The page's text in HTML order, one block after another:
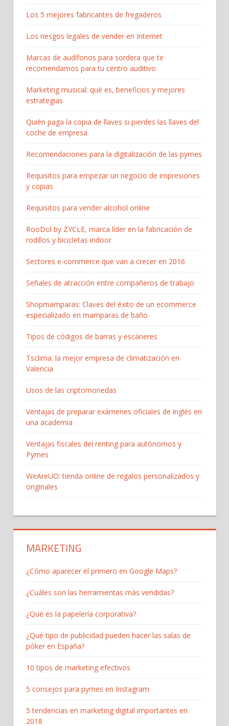
Los 5 mejores fabricantes de fregaderos
Los riesgos legales de vender en Internet
Marcas de audífonos para sordera que te
recomendamos para tu centro auditivo
Marketing musical: qué es, beneficios y mejores
estrategias
Quién paga la copia de llaves si pierdes las llaves del
coche de empresa
Recomendaciones para la digitalización de las pymes
Requisitos para empezar un negocio de impresiones
y copias
Requisitos para vender alcohol online
RooDol by ZYCLE, marca líder en la fabricación de
rodillos y bicicletas indoor
Sectores e-commerce que van a crecer en 2016
Señales de atracción entre compañeros de trabajo
Shopmamparas: Claves del éxito de un ecommerce
especializado en mamparas de baño
Tipos de códigos de barras y escáneres
Tsclima: la mejor empresa de climatización en
Valencia
Usos de las criptomonedas
Ventajas de preparar exámenes oficiales de inglés en
una academia
Ventajas fiscales del renting para autónomos y
Pymes
WeAreUO: tienda online de regalos personalizados y
originales
MARKETING
¿Cómo aparecer el primero en Google Maps?
¿Cuáles son las herramientas más vendidas?
¿Qué es la papelería corporativa?
¿Qué tipo de publicidad pueden hacer las salas de
póker en España?
10 tipos de marketing efectivos
5 consejos para pymes en Instagram
5 tendencias en marketing digital importantes en
2018